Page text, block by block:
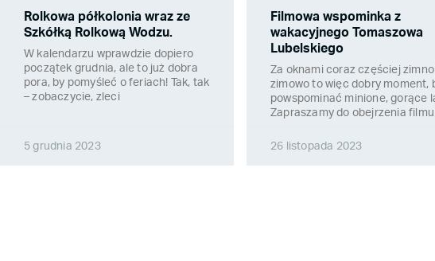
Rolkowa półkolonia wraz ze
Szkółką Rolkową Wodzu.
W kalendarzu wprawdzie dopiero
początek grudnia, ale to już dobra
pora, by pomyśleć o feriach! Tak, tak
– zobaczycie, zleci
5 grudnia 2023
Filmowa wspominka z
wakacyjnego Tomaszowa
Lubelskiego
Za oknami coraz częściej zimno
zimowo to więc dobry moment,
powspominać minione, gorące
Zapraszamy do obejrzenia filmu
26 listopada 2023